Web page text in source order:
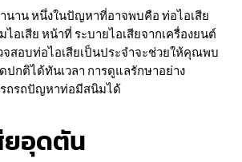
นาน หนึ่งในปัญหาที่อาจพบคือ ท่อไอเสีย
อเสีย หน้าที่ ระบายไอเสียจากเครื่องยนต์
จสอบท่อไอเสียเป็นประจำจะช่วยให้คุณพบ
ปกติได้ทันเวลา การดูแลรักษาอย่าง
ถรถปัญหาท่อมีสนิมได้
ยอุดตัน